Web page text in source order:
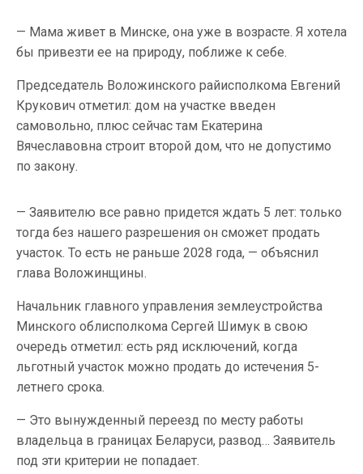
— Мама живет в Минске, она уже в возрасте. Я хотела
бы привезти ее на природу, поближе к себе.
Председатель Воложинского райисполкома Евгений
Крукович отметил: дом на участке введен
самовольно, плюс сейчас там Екатерина
Вячеславовна строит второй дом, что не допустимо
по закону.
— Заявителю все равно придется ждать 5 лет: только
тогда без нашего разрешения он сможет продать
участок. То есть не раньше 2028 года, — объяснил
глава Воложинщины.
Начальник главного управления землеустройства
Минского облисполкома Сергей Шимук в свою
очередь отметил: есть ряд исключений, когда
льготный участок можно продать до истечения 5-
летнего срока.
— Это вынужденный переезд по месту работы
владельца в границах Беларуси, развод… Заявитель
под эти критерии не попадает.